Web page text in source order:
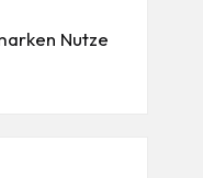
Nutze